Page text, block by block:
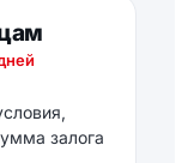
залога